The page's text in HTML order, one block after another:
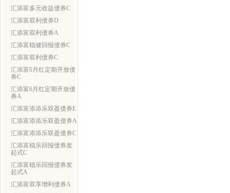
汇添富多元收益债券C
汇添富双利债券D
汇添富双利债券A
汇添富稳健回报债券C
汇添富双利债券C
汇添富6月红定期开放债
券C
汇添富6月红定期开放债
券A
汇添富添添乐双盈债券E
汇添富添添乐双盈债券A
汇添富添添乐双盈债券C
汇添富稳乐回报债券发
起式C
汇添富稳乐回报债券发
起式A
汇添富双享增利债券A